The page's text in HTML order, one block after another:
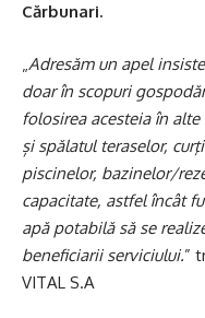
Cărbunari.
Adresăm un apel
doar în scopuri
folosirea acesteia în
și spălatul teraselor,
piscinelor, bazinelor/
capacitate, astfel încât
apă potabilă să se
beneficiarii serviciului.”
VITAL S.A